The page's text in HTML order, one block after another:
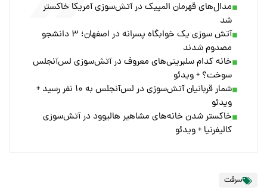
مدال‌‌های قهرمان المپیک در آتش‌سوزی آمریکا خاکستر
شد
آتش سوزی یک خوابگاه پسرانه در اصفهان؛ ۳ دانشجو
مصدوم شدند
خانه کدام سلبریتی‌های معروف در آتش‌سوزی لس‌آنجلس
سوخت؟ + ویدئو
شمار قربانیان آتش‌سوزی در لس‌آنجلس به ۱۰ نفر رسید +
ویدئو
خاکستر شدن خانه‌های مشاهیر هالیوود در آتش‌سوزی
کالیفرنیا + ویدئو
سرقت